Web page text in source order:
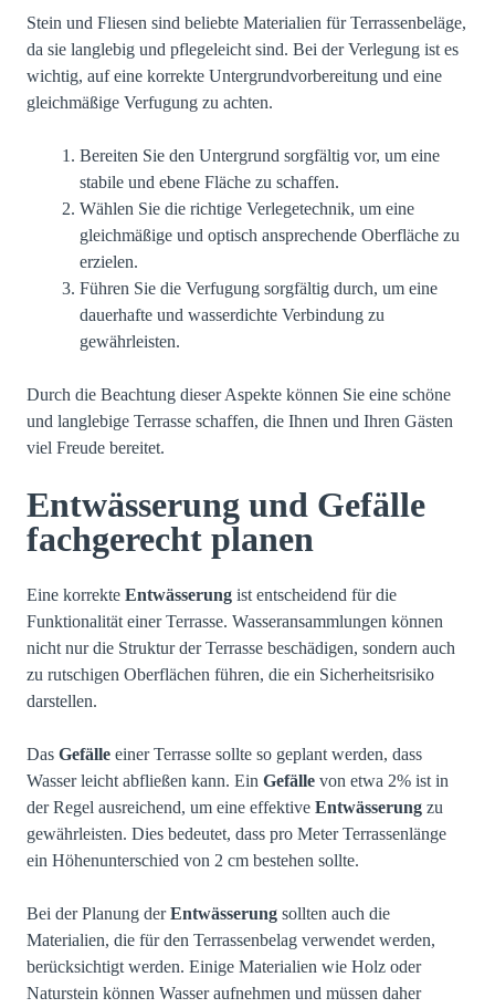
Stein und Fliesen sind beliebte Materialien für Terrassenbeläge,
da sie langlebig und pflegeleicht sind. Bei der Verlegung ist es
wichtig, auf eine korrekte Untergrundvorbereitung und eine
gleichmäßige Verfugung zu achten.
Bereiten Sie den Untergrund sorgfältig vor, um eine
stabile und ebene Fläche zu schaffen.
Wählen Sie die richtige Verlegetechnik, um eine
gleichmäßige und optisch ansprechende Oberfläche zu
erzielen.
Führen Sie die Verfugung sorgfältig durch, um eine
dauerhafte und wasserdichte Verbindung zu
gewährleisten.
Durch die Beachtung dieser Aspekte können Sie eine schöne
und langlebige Terrasse schaffen, die Ihnen und Ihren Gästen
viel Freude bereitet.
Entwässerung und Gefälle
fachgerecht planen
Eine korrekte Entwässerung ist entscheidend für die
Funktionalität einer Terrasse. Wasseransammlungen können
nicht nur die Struktur der Terrasse beschädigen, sondern auch
zu rutschigen Oberflächen führen, die ein Sicherheitsrisiko
darstellen.
Das Gefälle einer Terrasse sollte so geplant werden, dass
Wasser leicht abfließen kann. Ein Gefälle von etwa 2% ist in
der Regel ausreichend, um eine effektive Entwässerung zu
gewährleisten. Dies bedeutet, dass pro Meter Terrassenlänge
ein Höhenunterschied von 2 cm bestehen sollte.
Bei der Planung derEntwässerung sollten auch die
Materialien, die für den Terrassenbelag verwendet werden,
berücksichtigt werden. Einige Materialien wie Holz oder
Naturstein können Wasser aufnehmen und müssen daher